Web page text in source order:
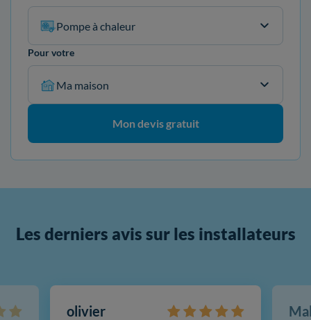
Pompe à chaleur
Pour votre
Ma maison
Mon devis gratuit
Les derniers avis sur les installateurs
olivier